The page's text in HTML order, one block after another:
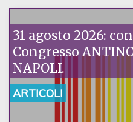
31 agosto 2026:
Congresso
NAPOLI.
ARTICOLI